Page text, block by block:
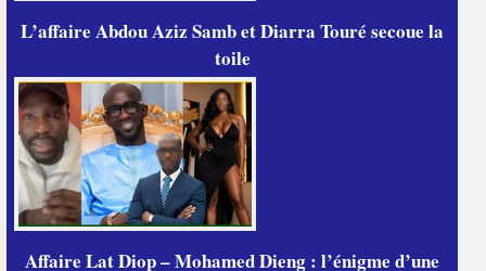
L’affaire Abdou Aziz Samb et Diarra Touré secoue la
toile
Affaire Lat Diop – Mohamed Dieng : l’énigme d’une